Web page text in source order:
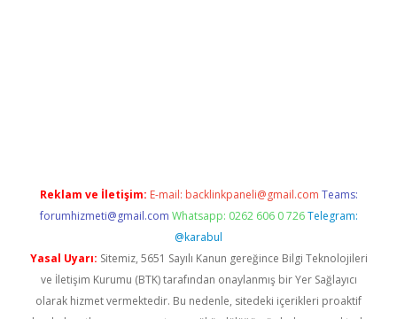
Reklam ve İletişim: E-mail: backlinkpaneli@gmail.com Teams:
forumhizmeti@gmail.com Whatsapp: 0262 606 0 726 Telegram:
@karabul
Yasal Uyarı: Sitemiz, 5651 Sayılı Kanun gereğince Bilgi Teknolojileri
ve İletişim Kurumu (BTK) tarafından onaylanmış bir Yer Sağlayıcı
olarak hizmet vermektedir. Bu nedenle, sitedeki içerikleri proaktif